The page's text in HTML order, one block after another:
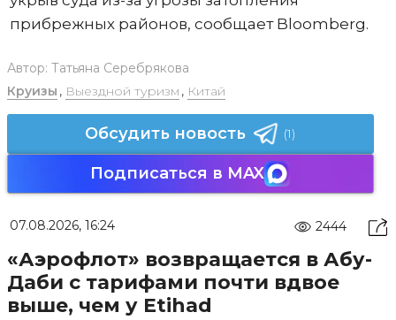
прибрежных районов, сообщает Bloomberg.
Автор: Татьяна Серебрякова
Круизы , Выездной туризм , Китай
Обсудить новость (1)
Подписаться в MAX
07.08.2026, 16:24 2444
«Аэрофлот» возвращается в Абу-
Даби с тарифами почти вдвое
выше, чем у Etihad